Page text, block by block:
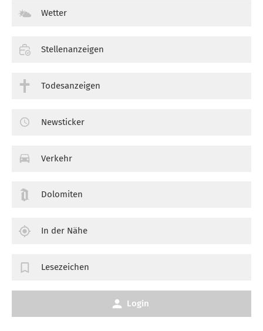
Wetter
Stellenanzeigen
Todesanzeigen
Newsticker
Verkehr
Dolomiten
In der Nähe
Lesezeichen
Login